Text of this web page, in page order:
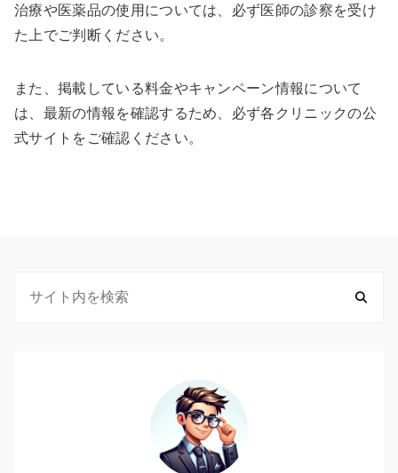
治療や医薬品の使用については、必ず医師の診察を受け
た上でご判断ください。
また、掲載している料金やキャンペーン情報について
は、最新の情報を確認するため、必ず各クリニックの公
式サイトをご確認ください。